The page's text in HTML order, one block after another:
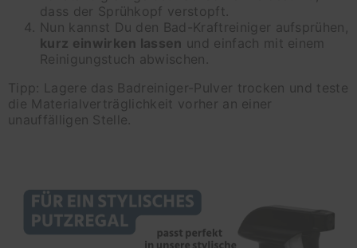
dass der Sprühkopf verstopft.
Nun kannst Du den Bad-Kraftreiniger aufsprühen,
kurz einwirken lassen und einfach mit einem
Reinigungstuch abwischen.
Tipp: Lagere das Badreiniger-Pulver trocken und teste
die Materialverträglichkeit vorher an einer
unauffälligen Stelle.